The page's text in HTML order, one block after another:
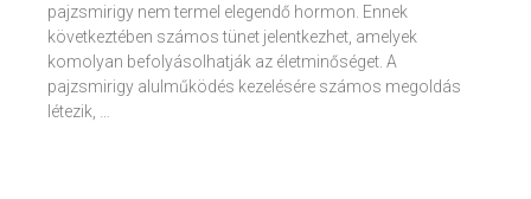
pajzsmirigy nem termel elegendő hormon. Ennek
következtében számos tünet jelentkezhet, amelyek
komolyan befolyásolhatják az életminőséget. A
pajzsmirigy alulműködés kezelésére számos megoldás
létezik, …